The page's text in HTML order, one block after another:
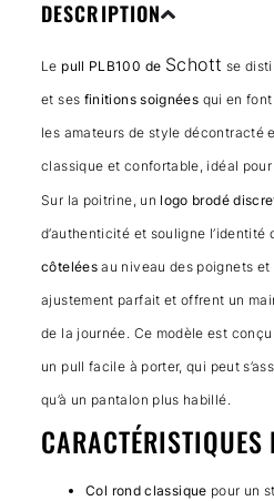
DESCRIPTION
Le pull PLB100 de Schott se
et ses finitions soignées qui en
les amateurs de style décontracté
classique et confortable, idéal
Sur la poitrine, un logo brodé
d’authenticité et souligne l’identité
côtelées au niveau des poignets
ajustement parfait et offrent un
de la journée. Ce modèle est
un pull facile à porter, qui peut
qu’à un pantalon plus habillé.
Col rond classique pour un